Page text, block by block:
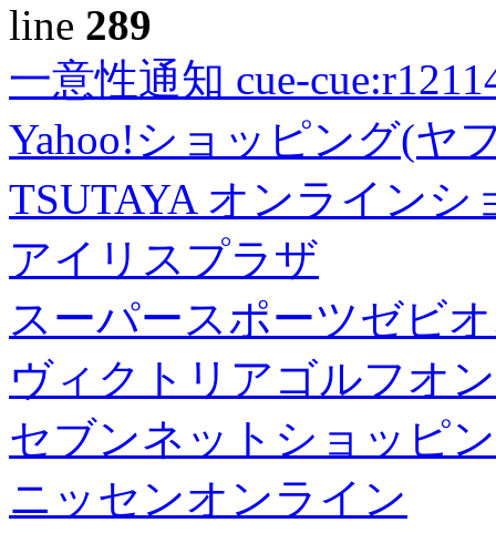
line 289
一意性通知 cue-
Yahoo!ショッピング(ヤ
TSUTAYA オンラインシ
アイリスプラザ
スーパースポーツゼビ
ヴィクトリアゴルフオ
セブンネットショッピ
ニッセンオンライン